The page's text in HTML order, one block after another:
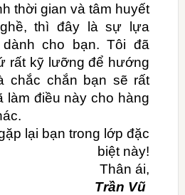
thời gian và tâm huyết
thì đây là sự lựa
cho bạn. Tôi đã
rất kỹ lưỡng để hướng
chắc chắn bạn sẽ rất
làm điều này cho hàng
lại bạn trong lớp đặc
biệt này!
Thân ái,
Trần Vũ